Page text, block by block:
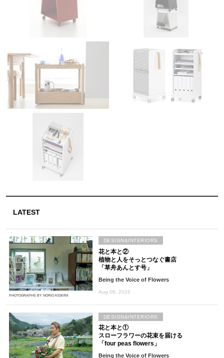
LATEST
PHOTOGRAPHS BY NORIO KIDERA
花と本と②
植物と人をそっとつなぐ書店
「草舟あんとす号」
Being the Voice of Flowers
Aug 06, 2026
DESIGN&INTERIORS
花と本と①
スローフラワーの花束を届ける
「four peas flowers」
Being the Voice of Flowers
DESIGN&INTERIORS